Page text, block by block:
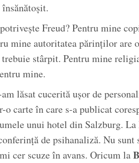
Freud? Pentru mine
mine autoritatea părinților are
stârpit. Pentru mine
mine.
lăsat cucerită ușor de
carte în care s-a publicat
unui hotel din Salzburg. La
de psihanaliză. Nu sunt
cer scuze în avans. Oricum la